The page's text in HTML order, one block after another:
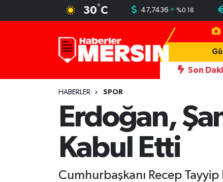
30°C 47,7436 %0.18
Son
Adana'da
HABERLER SPOR
Erdoğan,
Kabul Etti
Cumhurbaşkanı Recep
Mersin Nöbetçi Eczaneler
Mersin Hava Durumu
Mersin Trafik Yoğunluk Haritası
Süper Lig Puan Durumu ve Fikstür
Tüm Manşetler
Son Dakika Haberleri